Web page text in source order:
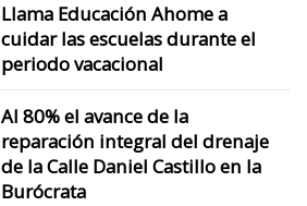
Llama Educación Ahome a
cuidar las escuelas durante el
periodo vacacional
Al 80% el avance de la
reparación integral del drenaje
de la Calle Daniel Castillo en la
Burócrata